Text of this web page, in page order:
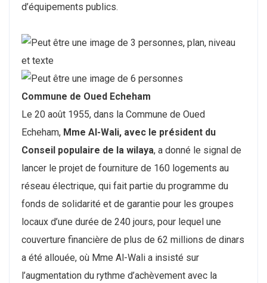
d’équipements publics.
Commune de Oued Echeham
Le 20 août 1955, dans la Commune de Oued
Echeham, Mme Al-Wali, avec le président du
Conseil populaire de la wilaya, a donné le signal de
lancer le projet de fourniture de 160 logements au
réseau électrique, qui fait partie du programme du
fonds de solidarité et de garantie pour les groupes
locaux d’une durée de 240 jours, pour lequel une
couverture financière de plus de 62 millions de dinars
a été allouée, où Mme Al-Wali a insisté sur
l’augmentation du rythme d’achèvement avec la